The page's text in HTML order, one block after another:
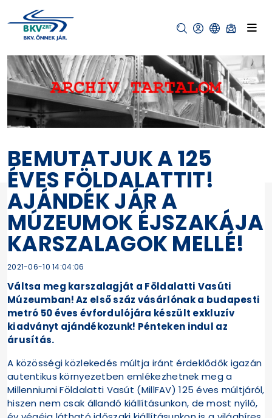
BEMUTATJUK A 125
ÉVES FÖLDALATTIT!
AJÁNDÉK JÁR A
MÚZEUMOK ÉJSZAKÁJA
KARSZALAGOK MELLÉ!
2021-06-10 14:04:06
Váltsa meg karszalagját a Földalatti Vasúti
Múzeumban! Az első száz vásárlónak a budapesti
metró 50 éves évfordulójára készült exkluzív
kiadványt ajándékozunk! Pénteken indul az
árusítás.
A közösségi közlekedés múltja iránt érdeklődők igazán
autentikus környezetben emlékezhetnek meg a
Millenniumi Földalatti Vasút (MillFAV) 125 éves múltjáról,
hiszen nem csak állandó kiállításunkon, de most nyíló,